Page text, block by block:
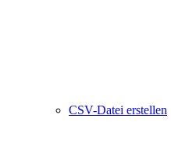
CSV-Datei erstellen